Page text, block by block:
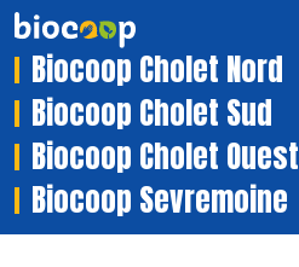
Biocoop Cholet Nord
Biocoop Cholet Sud
Biocoop Cholet Ouest
Biocoop Sevremoine